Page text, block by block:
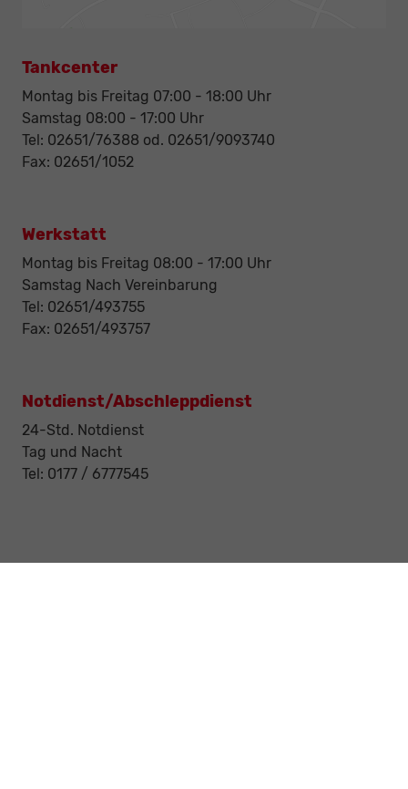
Tankcenter
Montag bis Freitag 07:00 - 18:00 Uhr
Samstag 08:00 - 17:00 Uhr
Tel: 02651/76388 od. 02651/9093740
Fax: 02651/1052
Werkstatt
Montag bis Freitag 08:00 - 17:00 Uhr
Samstag Nach Vereinbarung
Tel: 02651/493755
Fax: 02651/493757
Notdienst/Abschleppdienst
24-Std. Notdienst
Tag und Nacht
Tel: 0177 / 6777545